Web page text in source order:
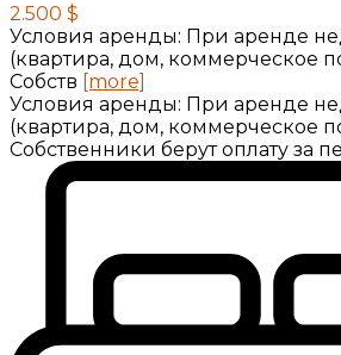
2.500 $
Условия аренды: При аренде
(квартира, дом, коммерческое
Собств [more]
Условия аренды: При аренде
(квартира, дом, коммерческое
Собственники берут оплату за пе